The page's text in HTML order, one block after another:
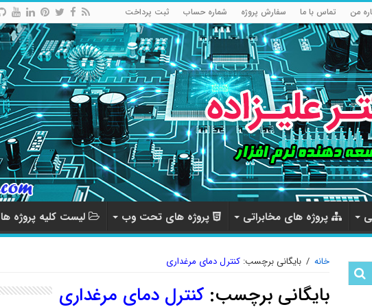
من تماس با ما سفارش پروژه شماره حساب ثبت پرداخت
پروژه های مخابراتی پروژه های تحت وب لیست کلیه پروژه ها
خانه / بایگانی برچسب:کنترل دمای مرغداری
بایگانی برچسب:کنترل دمای مرغداری